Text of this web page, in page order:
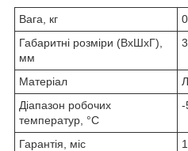
Вага, кг
Габаритні розміри (ВхШхГ),
мм
Матеріал
Діапазон робочих
температур, °С
-
Гарантія, міс